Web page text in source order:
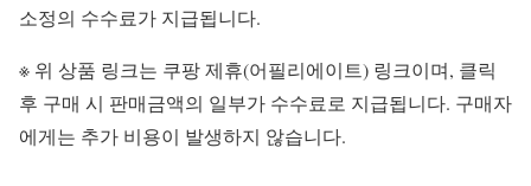
소정의 수수료가 지급됩니다.
※ 위 상품 링크는 쿠팡 제휴(어필리에이트) 링크이며, 클릭
후 구매 시 판매금액의 일부가 수수료로 지급됩니다. 구매자
에게는 추가 비용이 발생하지 않습니다.